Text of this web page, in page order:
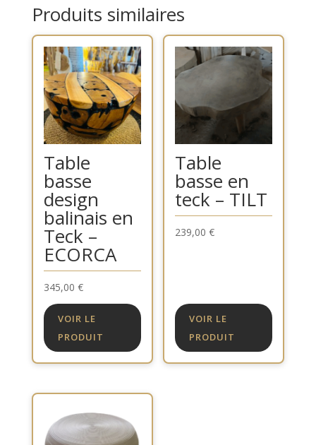
Produits similaires
Table
basse
design
balinais en
Teck –
ECORCA
345,00 €
VOIR LE
PRODUIT
Table
basse en
teck – TILT
239,00€
VOIR LE
PRODUIT